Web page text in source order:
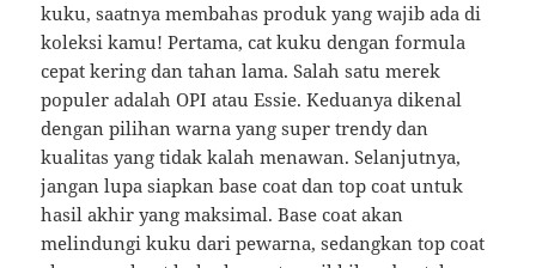
kuku, saatnya membahas produk yang wajib ada di
koleksi kamu! Pertama, cat kuku dengan formula
cepat kering dan tahan lama. Salah satu merek
populer adalah OPI atau Essie. Keduanya dikenal
dengan pilihan warna yang super trendy dan
kualitas yang tidak kalah menawan. Selanjutnya,
jangan lupa siapkan base coat dan top coat untuk
hasil akhir yang maksimal. Base coat akan
melindungi kuku dari pewarna, sedangkan top coat